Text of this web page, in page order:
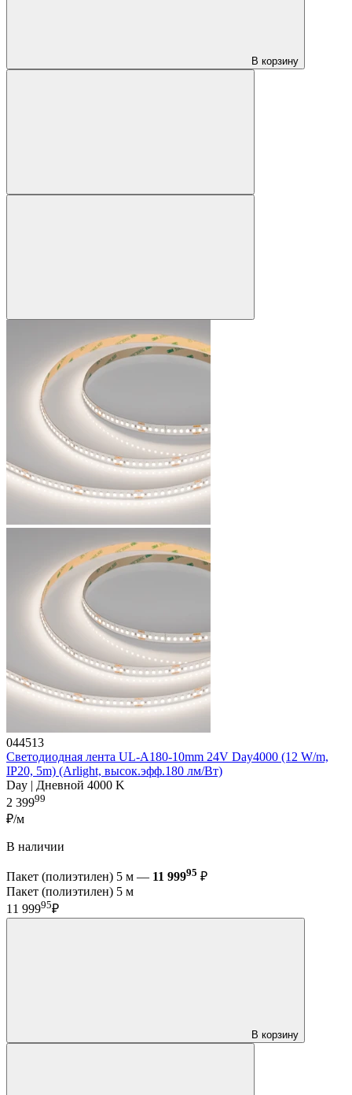
В корзину
044513
Светодиодная лента UL-A180-10mm 24V Day4000 (12 W/m,
IP20, 5m) (Arlight, высок.эфф.180 лм/Вт)
Day | Дневной 4000 K
2 39999
₽/м
В наличии
Пакет (полиэтилен) 5 м — 11 99995 ₽
Пакет (полиэтилен) 5 м
11 99995₽
В корзину